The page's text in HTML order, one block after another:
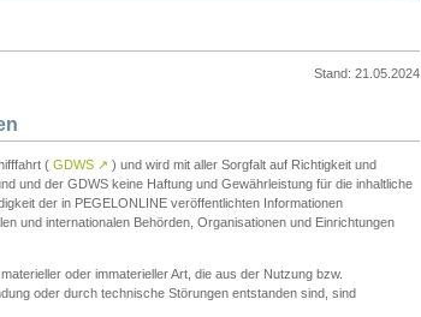
Stand: 21.05.2024
( GDWS ↗ ) und wird mit aller Sorgfalt auf Richtigkeit und
und der GDWS keine Haftung und Gewährleistung für die inhaltliche
der in PEGELONLINE veröffentlichten Informationen
und internationalen Behörden, Organisationen und Einrichtungen
oder immaterieller Art, die aus der Nutzung bzw.
oder durch technische Störungen entstanden sind, sind